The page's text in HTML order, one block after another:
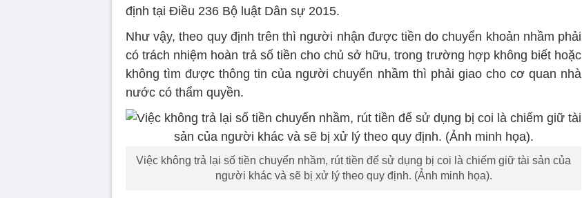
định tại Điều 236 Bộ luật Dân sự 2015.
Như vậy, theo quy định trên thì người nhận được tiền do chuyển khoản nhầm phải
có trách nhiệm hoàn trả số tiền cho chủ sở hữu, trong trường hợp không biết hoặc
không tìm được thông tin của người chuyển nhầm thì phải giao cho cơ quan nhà
nước có thẩm quyền.
Việc không trả lại số tiền chuyển nhầm, rút tiền để sử dụng bị coi là chiếm giữ tài sản của
người khác và sẽ bị xử lý theo quy định. (Ảnh minh họa).